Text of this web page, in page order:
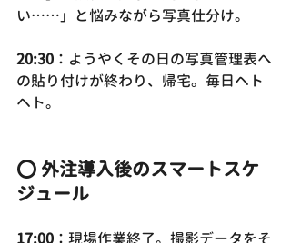
い……」と悩みながら写真仕分け。
20:30 ：ようやくその日の写真管理表へ
の貼り付けが終わり、帰宅。毎日ヘト
ヘト。
⭕ 外注導入後のスマートスケ
ジュール
17:00 ：現場作業終了。撮影データをそ